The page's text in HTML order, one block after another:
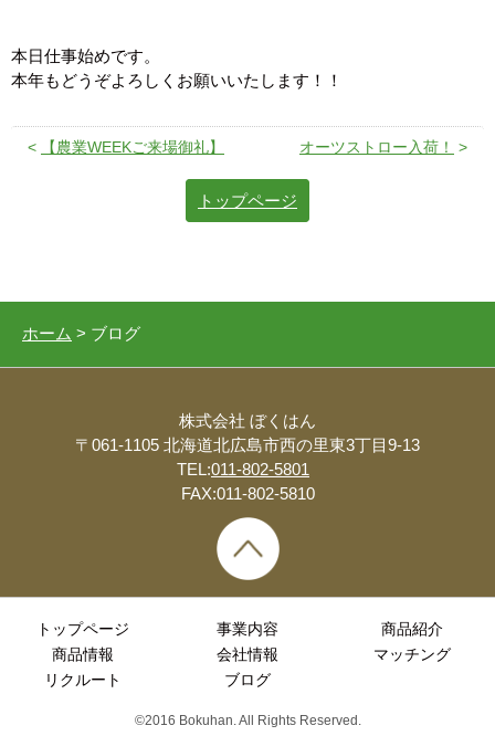
本日仕事始めです。
本年もどうぞよろしくお願いいたします！！
< 【農業WEEKご来場御礼】 オーツストロー入荷！ >
トップページ
ホーム > ブログ
株式会社 ぼくはん
〒061-1105 北海道北広島市西の里東3丁目9-13
TEL:011-802-5801
FAX:011-802-5810
トップページ 事業内容
商品紹介
商品情報
会社情報
マッチング
リクルート
ブログ
©2016 Bokuhan. All Rights Reserved.